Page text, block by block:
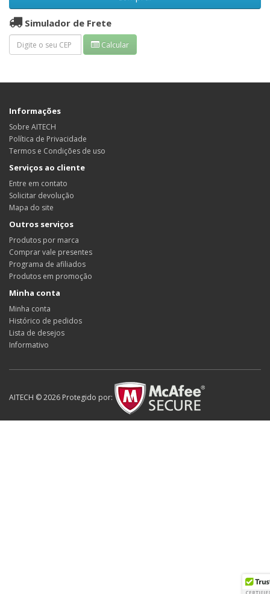
Simulador de Frete
Calcular
Informações
Sobre AITECH
Política de Privacidade
Termos e Condições de uso
Serviços ao cliente
Entre em contato
Solicitar devolução
Mapa do site
Outros serviços
Produtos por marca
Comprar vale presentes
Programa de afiliados
Produtos em promoção
Minha conta
Minha conta
Histórico de pedidos
Lista de desejos
Informativo
AITECH © 2026 Protegido por: